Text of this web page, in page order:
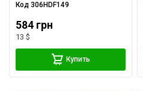
Код306HDF149
584 грн
13 $
Купить